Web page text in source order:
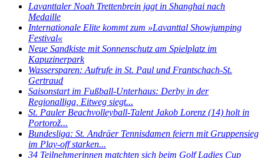
Lavanttaler Noah Trettenbrein jagt in Shanghai nach
Medaille
Internationale Elite kommt zum »Lavanttal Showjumping
Festival«
Neue Sandkiste mit Sonnenschutz am Spielplatz im
Kapuzinerpark
Wassersparen: Aufrufe in St. Paul und Frantschach-St.
Gertraud
Saisonstart im Fußball-Unterhaus: Derby in der
Regionalliga, Eitweg siegt...
St. Pauler Beachvolleyball-Talent Jakob Lorenz (14) holt in
Portorož...
Bundesliga: St. Andräer Tennisdamen feiern mit Gruppensieg
im Play-off starken...
34 Teilnehmerinnen matchten sich beim Golf Ladies Cup